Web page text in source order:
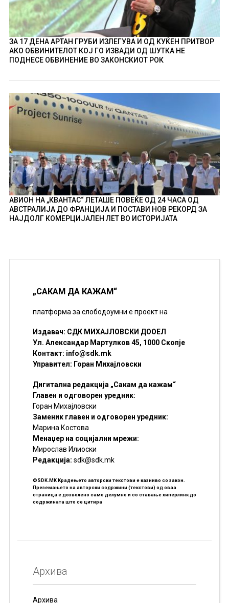
ЗА 17 ДЕНА АРТАН ГРУБИ ИЗЛЕГУВА И ОД КУЌЕН ПРИТВОР
АКО ОБВИНИТЕЛОТ КОЈ ГО ИЗВАДИ ОД ШУТКА НЕ
ПОДНЕСЕ ОБВИНЕНИЕ ВО ЗАКОНСКИОТ РОК
АВИОН НА „КВАНТАС“ ЛЕТАШЕ ПОВЕЌЕ ОД 24 ЧАСА ОД
АВСТРАЛИЈА ДО ФРАНЦИЈА И ПОСТАВИ НОВ РЕКОРД ЗА
НАЈДОЛГ КОМЕРЦИЈАЛЕН ЛЕТ ВО ИСТОРИЈАТА
„САКАМ ДА КАЖАМ“
платформа за слободоумни е проект на
Издавач: СДК МИХАЈЛОВСКИ ДООЕЛ
Ул. Александар Мартулков 45, 1000 Скопје
Контакт: info@sdk.mk
Управител: Горан Михајловски
Дигитална редакција „Сакам да кажам“
Главен и одговорен уредник:
Горан Михајловски
Заменик главен и одговорен уредник:
Марина Костова
Менаџер на социјални мрежи:
Мирослав Илиоски
Редакцијa: sdk@sdk.mk
©SDK.MK Крадењето авторски текстови е казниво со закон.
Преземањето на авторски содржини (текстови) од оваа
страница е дозволено само делумно и со ставање хиперлинк до
содржината што се цитира
Архива
Архива